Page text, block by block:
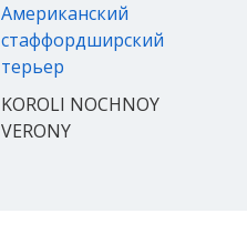
Американский
стаффордширский
терьер
KOROLI NOCHNOY
VERONY